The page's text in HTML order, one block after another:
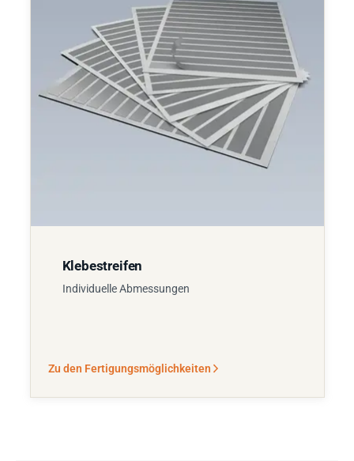
Klebestreifen
Individuelle Abmessungen
Zu den Fertigungsmöglichkeiten